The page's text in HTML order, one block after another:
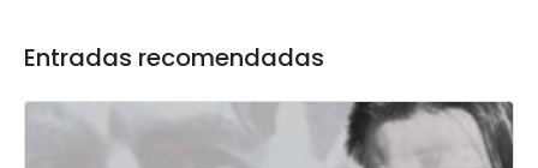
Entradas recomendadas